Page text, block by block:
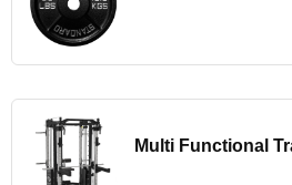
Multi Functional